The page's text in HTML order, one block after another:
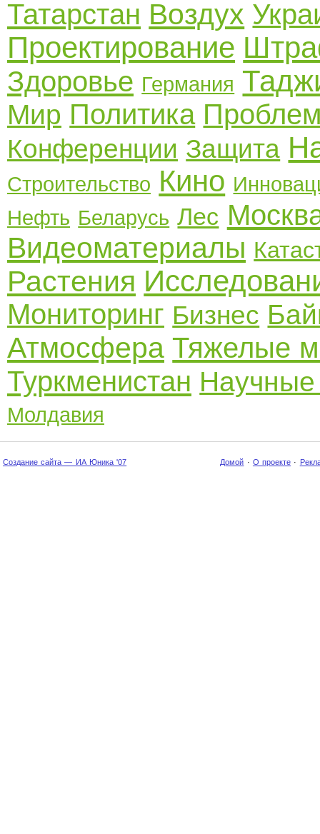
Татарстан Воздух
Проектирование
Здоровье Германия
Мир Политика
Конференции Защита
Строительство Кино
Нефть Беларусь Лес
Видеоматериалы
Растения
Мониторинг Бизнес
Атмосфера Тяжелые
Туркменистан Научные
Молдавия
Создание сайта — ИА Юника '07 Домой · О проекте ·